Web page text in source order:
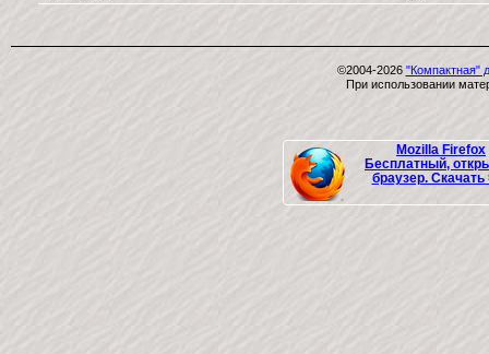
©2004-2026 "Компактная"
При использовании
Mozilla Firefox
Бесплатный,
браузер. Скачать